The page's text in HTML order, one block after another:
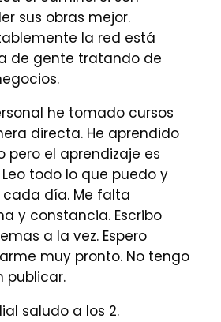
sus obras mejor.
la red está
de gente tratando de
he tomado cursos
directa. He aprendido
pero el aprendizaje es
todo lo que puedo y
cada día. Me falta
y constancia. Escribo
a la vez. Espero
muy pronto. No tengo
publicar.
saludo a los 2.